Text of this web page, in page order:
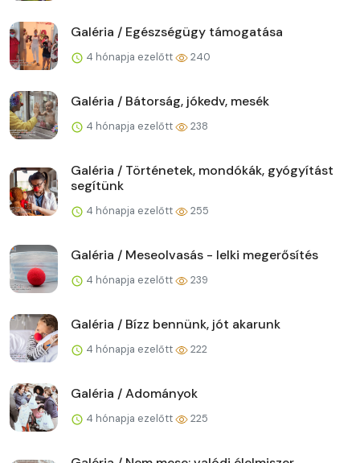
Galéria / Egészségügy támogatása
4 hónapja ezelőtt 240
Galéria / Bátorság, jókedv, mesék
4 hónapja ezelőtt 238
Galéria / Történetek, mondókák, gyógyítást
segítünk
4 hónapja ezelőtt 255
Galéria / Meseolvasás - lelki megerősítés
4 hónapja ezelőtt 239
Galéria / Bízz bennünk, jót akarunk
4 hónapja ezelőtt 222
Galéria / Adományok
4 hónapja ezelőtt 225